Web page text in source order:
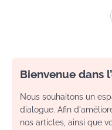
Bienvenue dans
Nous souhaitons un
dialogue. Afin
nos articles, ainsi que